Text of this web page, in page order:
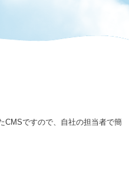
CMSですので、自社の担当者で簡